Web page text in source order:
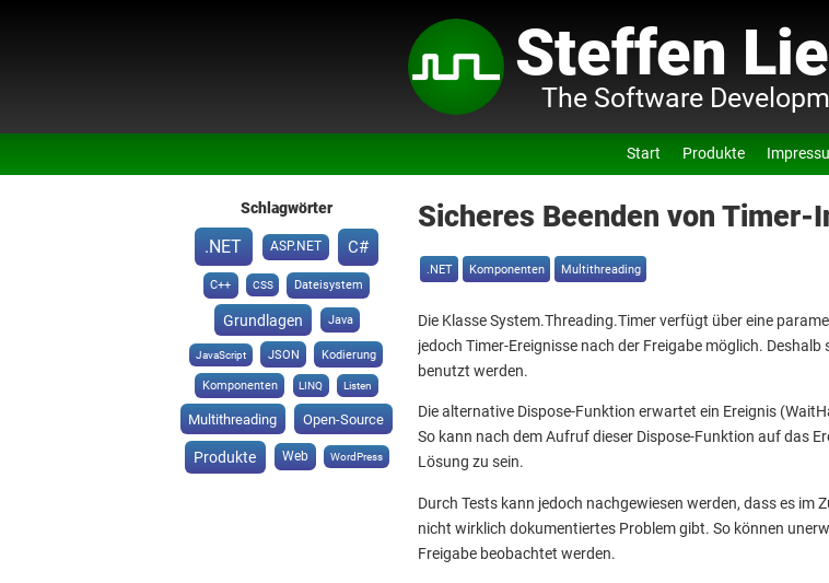
Steffen
The Software
Start Produkte
Schlagwörter
.NET ASP.NET C#
C++ CSS Dateisystem
Grundlagen Java
JavaScript JSON Kodierung
Komponenten LINQ Listen
Multithreading Open-Source
Produkte Web WordPress
Sicheres Beenden von Timer-
.NET Komponenten Multithreading
Die Klasse System.Threading.Timer verfügt über eine
jedoch Timer-Ereignisse nach der Freigabe möglich.
benutzt werden.
Die alternative Dispose-Funktion erwartet ein Ereignis
So kann nach dem Aufruf dieser Dispose-Funktion auf das
Lösung zu sein.
Durch Tests kann jedoch nachgewiesen werden, dass es
nicht wirklich dokumentiertes Problem gibt. So können
Freigabe beobachtet werden.